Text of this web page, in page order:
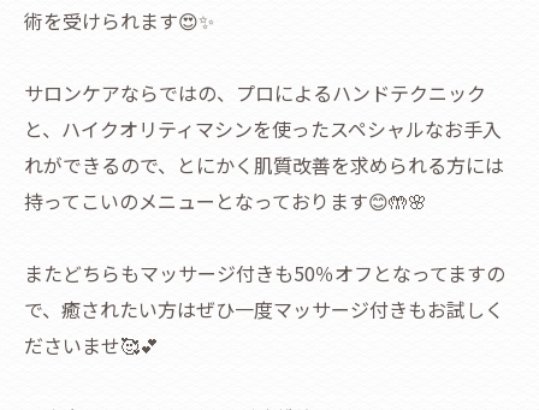
術を受けられます😍✨
サロンケアならではの、プロによるハンドテクニック
と、ハイクオリティマシンを使ったスペシャルなお手入
れができるので、とにかく肌質改善を求められる方には
持ってこいのメニューとなっております😊🤲🌸
またどちらもマッサージ付きも50％オフとなってますの
で、癒されたい方はぜひ一度マッサージ付きもお試しく
ださいませ🥰💕